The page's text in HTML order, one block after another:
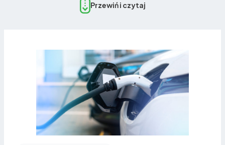
Przewiń i czytaj